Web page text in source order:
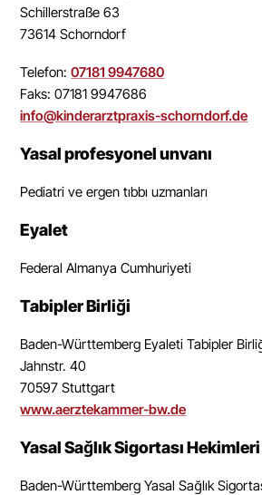
Schillerstraße 63
73614 Schorndorf
Telefon:07181 9947680
Faks: 07181 9947686
info@kinderarztpraxis-schorndorf.de
Yasal profesyonel unvanı
Pediatri ve ergen tıbbı uzmanları
Eyalet
Federal Almanya Cumhuriyeti
Tabipler Birliği
Baden-Württemberg Eyaleti Tabipler
Jahnstr. 40
70597 Stuttgart
www.aerztekammer-bw.de
Yasal Sağlık Sigortası
Baden-Württemberg Yasal Sağlık